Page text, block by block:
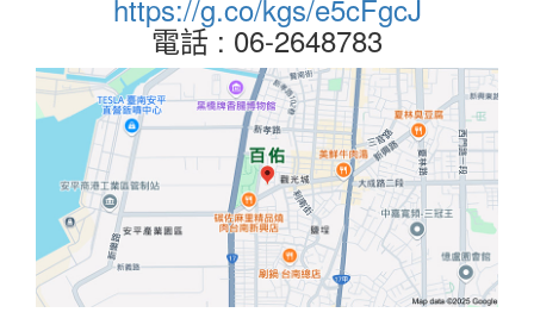
https://g.co/kgs/e5cFgcJ
電話 : 06-2648783